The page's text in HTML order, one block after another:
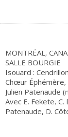
MONTRÉAL,
SALLE BOURGIE
Isouard :
Chœur Éphémère,
Julien Patenaude
Avec E. Fekete, C.
Patenaude, D.